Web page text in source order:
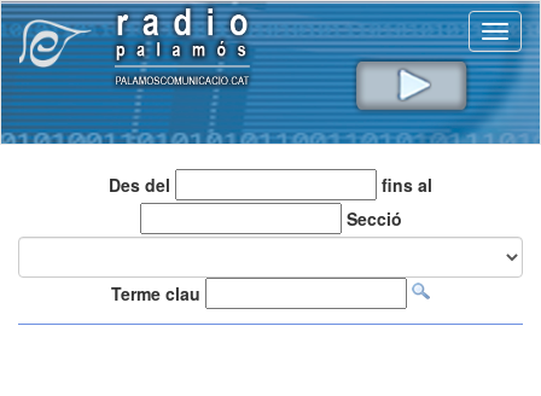
Des del
fins al
Secció
Terme clau